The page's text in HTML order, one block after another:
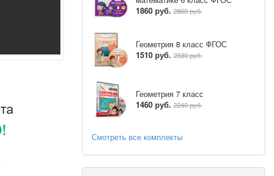
1860 руб. 2860 руб.
Геометрия 8 класс ФГОС
1510 руб. 2330 руб.
Геометрия 7 класс
1460 руб. 2240 руб.
Смотреть все комплекты